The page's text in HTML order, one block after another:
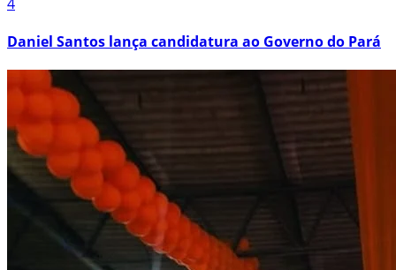
Daniel Santos lança candidatura ao Governo do Pará